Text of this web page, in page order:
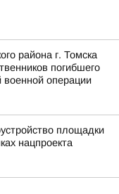
района г. Томска
погибшего
военной операции
площадки
нацпроекта